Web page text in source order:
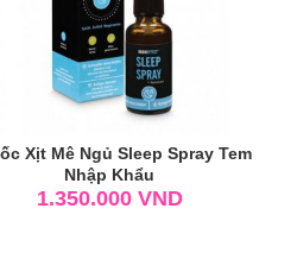
Xịt Mê Ngủ Sleep Spray Tem
Nhập Khẩu
1.350.000 VND